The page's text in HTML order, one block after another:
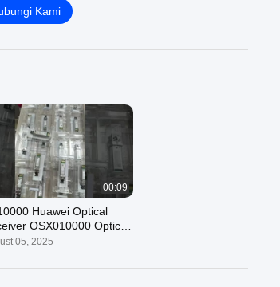
reputasi baik di lapangan.C1000-48T-4X-
LC1000-48P-4X-LC1000-48T-4G-LC9200L-
24T-4G-E
Kami
00:09
Huawei Optical
OSX010000 Optical
SFP+ 10G Modul
05, 2025